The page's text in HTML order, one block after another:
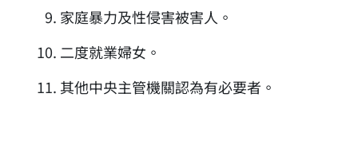
家庭暴力及性侵害被害人。
二度就業婦女。
其他中央主管機關認為有必要者。